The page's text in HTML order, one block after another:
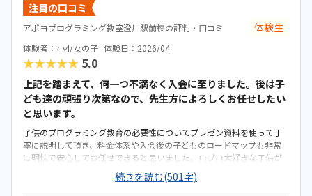
注目の口コミ
アポヨプログラミング教室澄川駅前校の評判・口コミ 体験生
体験者：小4/女の子 体験日：2026/04
★★★★★ 5.0
上記を踏まえて、何一つ不満なく入会に至りました。後は子
ども達の頑張り次第なので、先生方によろしくお任せしたい
と思います。
子供のプログラミング教育の必要性についてプレゼン資料を使って丁
寧に説明して頂き、料金体系や入会後の子どものロードマップも非常
に明快で安心してお任せできると思いました。ロブロ大好きな子供が
大興奮する楽しい教材で、体験中ずっと夢中になって取り組んでいま
した。専用駐車場は(多分)ありませんが、近隣に大型スーパー、カフ
続きを読む(501字)